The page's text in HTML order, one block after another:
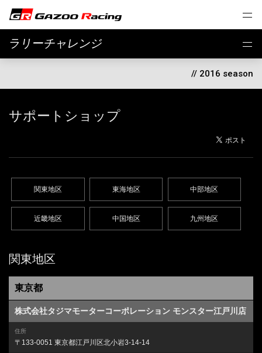
ラリーチャレンジ
// 2016 season
サポートショップ
関東地区 東海地区 中部地区
近畿地区 中国地区 九州地区
関東地区
東京都
株式会社タジマモーターコーポレーション モンスター江戸川店
住所
〒133-0051 東京都江戸川区北小岩3-14-14